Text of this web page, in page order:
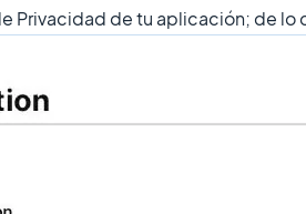
Privacidad de tu aplicación; de lo